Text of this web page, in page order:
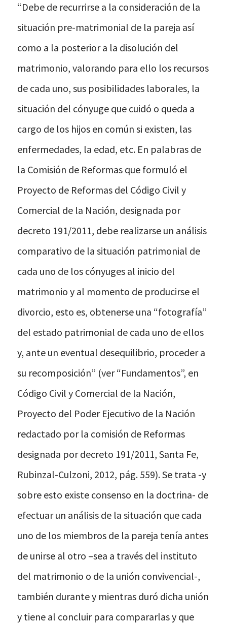
“Debe de recurrirse a la consideración de la
situación pre-matrimonial de la pareja así
como a la posterior a la disolución del
matrimonio, valorando para ello los recursos
de cada uno, sus posibilidades laborales, la
situación del cónyuge que cuidó o queda a
cargo de los hijos en común si existen, las
enfermedades, la edad, etc. En palabras de
la Comisión de Reformas que formuló el
Proyecto de Reformas del Código Civil y
Comercial de la Nación, designada por
decreto 191/2011, debe realizarse un análisis
comparativo de la situación patrimonial de
cada uno de los cónyuges al inicio del
matrimonio y al momento de producirse el
divorcio, esto es, obtenerse una “fotografía”
del estado patrimonial de cada uno de ellos
y, ante un eventual desequilibrio, proceder a
su recomposición” (ver “Fundamentos”, en
Código Civil y Comercial de la Nación,
Proyecto del Poder Ejecutivo de la Nación
redactado por la comisión de Reformas
designada por decreto 191/2011, Santa Fe,
Rubinzal-Culzoni, 2012, pág. 559). Se trata -y
sobre esto existe consenso en la doctrina- de
efectuar un análisis de la situación que cada
uno de los miembros de la pareja tenía antes
de unirse al otro –sea a través del instituto
del matrimonio o de la unión convivencial-,
también durante y mientras duró dicha unión
y tiene al concluir para compararlas y que